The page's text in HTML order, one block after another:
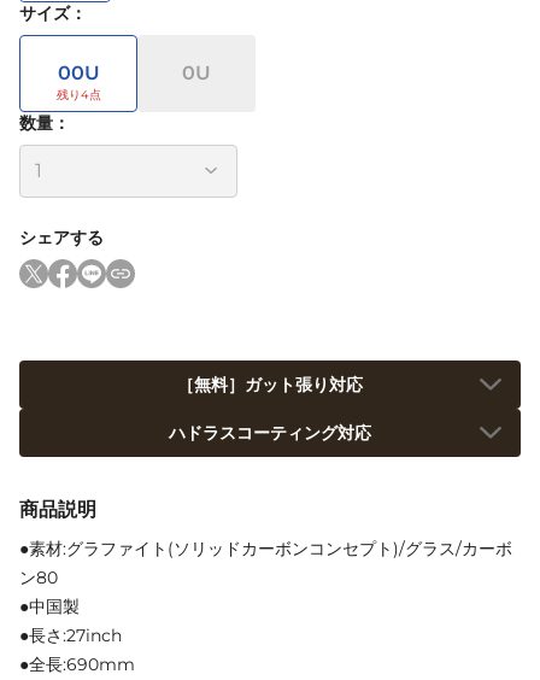
サイズ：
00U 0U
数量：
シェアする
［無料］ガット張り対応
ハドラスコーティング対応
商品説明
●素材:グラファイト(ソリッドカーボンコンセプト)/グラス/カーボ
ン80
●中国製
●長さ:27inch
●全長:690mm